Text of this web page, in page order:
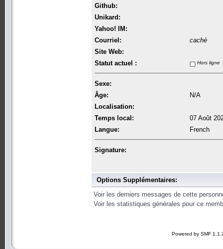
Github:
Unikard:
Yahoo! IM:
Courriel:
caché
Site Web:
Statut actuel :
Hors ligne
Sexe:
Âge:
N/A
Localisation:
Temps local:
07 Août
Langue:
French
Signature:
Options Supplémentaires:
Voir les derniers messages de cette
Voir les statistiques générales pour ce
Powered by SMF